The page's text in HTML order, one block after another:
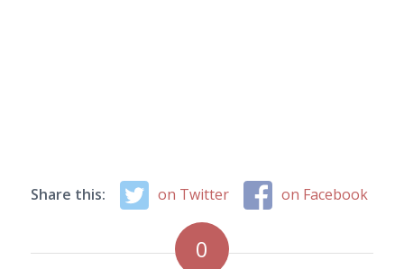
Share this: on Twitter on Facebook
0